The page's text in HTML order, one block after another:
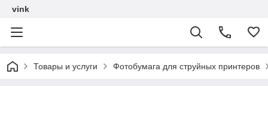
vink
Товары и услуги Фотобумага для струйных принтеров